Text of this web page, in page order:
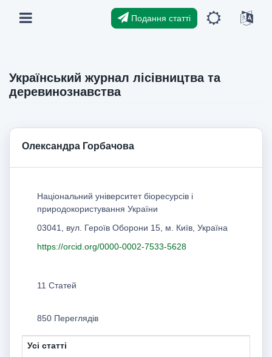
Подання статті
Український журнал лісівництва та
деревинознавства
Олександра Горбачова
Національний університет біоресурсів і
природокористування України
03041, вул. Героїв Оборони 15, м. Київ, Україна
https://orcid.org/0000-0002-7533-5628
11 Статей
850 Переглядів
Усі статті